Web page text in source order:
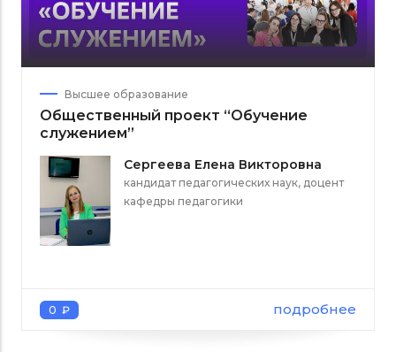
Высшее образование
Общественный проект “Обучение
служением”
Сергеева Елена Викторовна
кандидат педагогических наук, доцент
кафедры педагогики
0 ₽ подробнее